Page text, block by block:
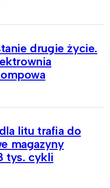
drugie życie.
litu trafia do
magazyny
tys. cykli